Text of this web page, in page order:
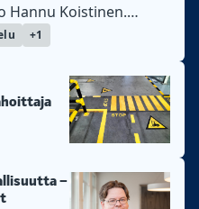
Hannu Koistinen.
demokratiaa.
+1
–